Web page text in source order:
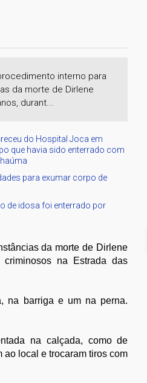
interno para
da morte de Dirlene
durant...
do Hospital Joca em
que havia sido enterrado com
para exumar corpo de
de idosa foi enterrado por
da morte de Dirlene
na Estrada das
na barriga e um na perna.
na calçada, como de
local e trocaram tiros com